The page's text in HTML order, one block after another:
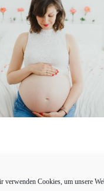
verwenden Cookies, um unsere